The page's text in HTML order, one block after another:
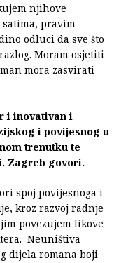
njihove
satima, pravim
odluci da sve što
Moram osjetiti
mora zasvirati
i inovativan i
i povijesnog u
trenutku te
Zagreb govori.
spoj povijesnoga i
kroz razvoj radnje
povezujem likove
Neuništiva
dijela romana boji